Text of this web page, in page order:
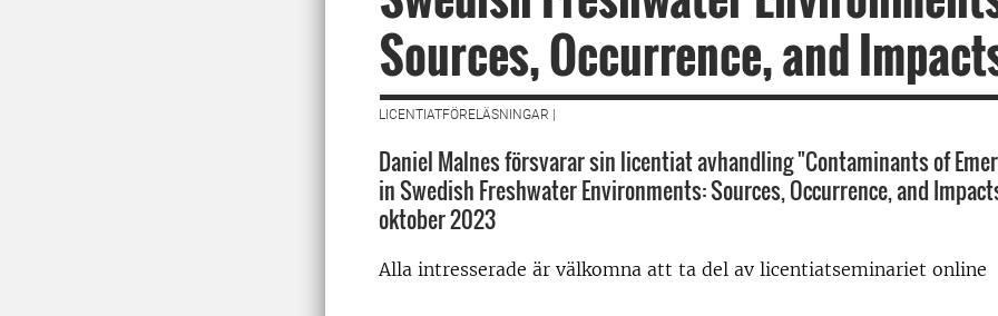
Sources, Occurrence, and
LICENTIATFÖRELÄSNINGAR |
Daniel Malnes försvarar sin licentiat avhandling "Contaminants of
in Swedish Freshwater Environments: Sources, Occurrence, and
oktober 2023
Alla intresserade är välkomna att ta del av licentiatseminariet online